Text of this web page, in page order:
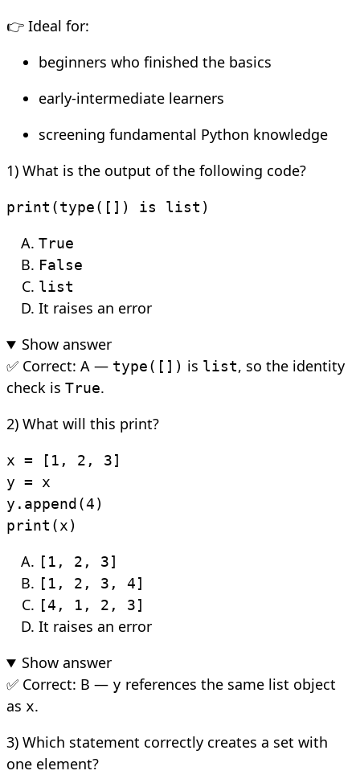
👉 Ideal for:
beginners who finished the basics
early-intermediate learners
screening fundamental Python knowledge
1) What is the output of the following code?
print(type([]) is list)
True
False
list
It raises an error
Show answer
✅ Correct: A — type([]) is list, so the identity
check is True.
2) What will this print?
x = [1, 2, 3]
y = x
y.append(4)
print(x)
[1, 2, 3]
[1, 2, 3, 4]
[4, 1, 2, 3]
It raises an error
Show answer
✅ Correct: B — y references the same list object
as x.
3) Which statement correctly creates a set with
one element?